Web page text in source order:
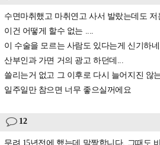
수면마취했고 마취연고 사서 발랐는데도
이건 어떻게 할수 없는 ....
이 수술을 모르는 사람도 있다는게 신기하
산부인과 가면 거의 광고 하던데...
쓸리는거 없고 그 이후로 다시 늘어지진 않
일주일만 참으면 너무 좋으실꺼에요
12
무려 15년전에 했는데 말짱합니다. 그때도